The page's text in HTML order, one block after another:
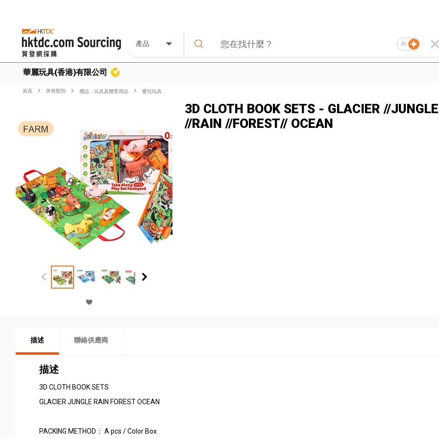
產品 AI
華麗玩具(香港)有限公司
首頁 所有類別 禮品，玩具及體育用品 嬰兒玩具
3D CLOTH BOOK SETS - GLACIER //JUNGLE
//RAIN //FOREST// OCEAN
描述 聯絡供應商
描述
3D CLOTH BOOK SETS
GLACIER JUNGLE RAIN FOREST OCEAN
PACKING METHOD： A pcs / Color Box